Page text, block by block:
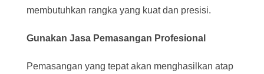
membutuhkan rangka yang kuat dan presisi.
Gunakan Jasa Pemasangan Profesional
Pemasangan yang tepat akan menghasilkan atap